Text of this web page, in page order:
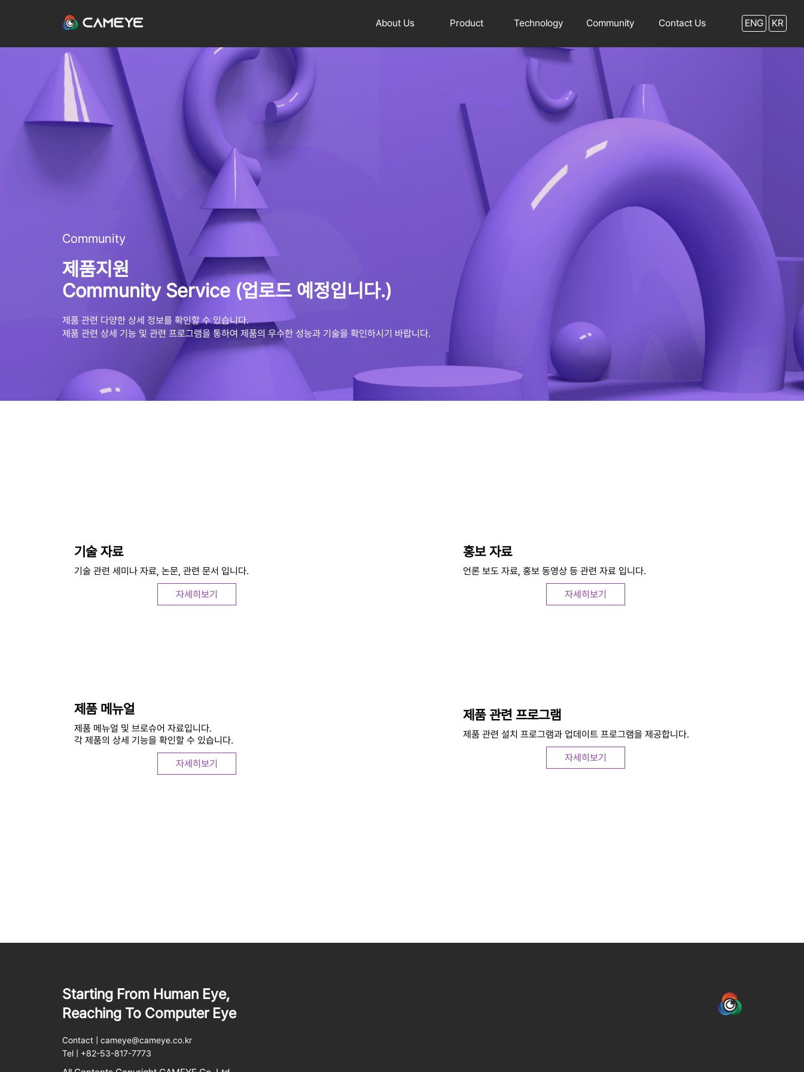
About Us Product Technology Community Contact Us ENG KR
Community
제품지원
Community Service (업로드 예정입니다.)
제품 관련 다양한 상세 정보를 확인할 수 있습니다.
제품 관련 상세 기능 및 관련 프로그램을 통하여 제품의 우수한 성능과 기술을 확인하시기 바랍니다.
기술 자료
기술 관련 세미나 자료, 논문, 관련 문서 입니다.
자세히보기
홍보 자료
언론 보도 자료, 홍보 동영상 등 관련 자료 입니다.
자세히보기
제품 메뉴얼
제품 메뉴얼 및 브로슈어 자료입니다.
각 제품의 상세 기능을 확인할 수 있습니다.
자세히보기
제품 관련 프로그램
제품 관련 설치 프로그램과 업데이트 프로그램을 제공합니다.
자세히보기
Starting From Human Eye,
Reaching To Computer Eye
Contact | cameye@cameye.co.kr
Tel | +82-53-817-7773